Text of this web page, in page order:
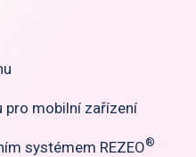
pro mobilní zařízení
systémem REZEO®